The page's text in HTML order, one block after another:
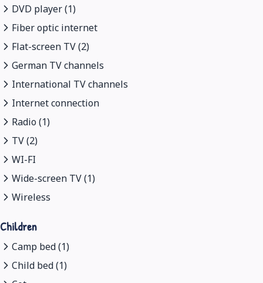
DVD player (1)
Fiber optic internet
Flat-screen TV (2)
German TV channels
International TV channels
Internet connection
Radio (1)
TV (2)
WI-FI
Wide-screen TV (1)
Wireless
Children
Camp bed (1)
Child bed (1)